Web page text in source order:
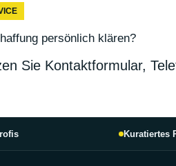
persönlich klären?
Sie Kontaktformular,
Kuratiertes